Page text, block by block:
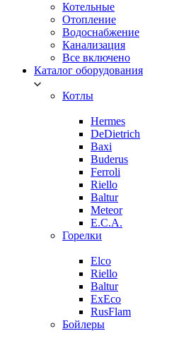
Котельные
Отопление
Водоснабжение
Канализация
Все включено
Каталог оборудования
Котлы
Hermes
DeDietrich
Baxi
Buderus
Ferroli
Riello
Baltur
Meteor
E.C.A.
Горелки
Elco
Riello
Baltur
ExEco
RusFlam
Бойлеры